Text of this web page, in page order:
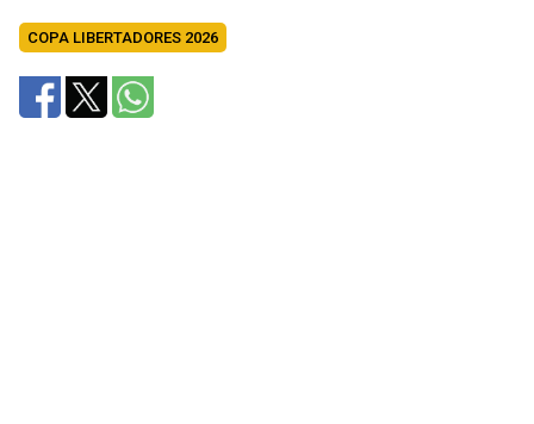
COPA LIBERTADORES 2026